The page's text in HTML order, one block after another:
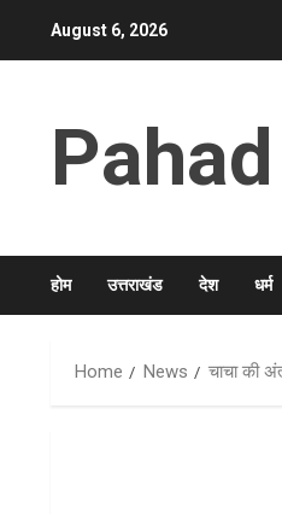
August 6, 2026
होम उत्तराखंड देश धर्म
Home News चाचा की